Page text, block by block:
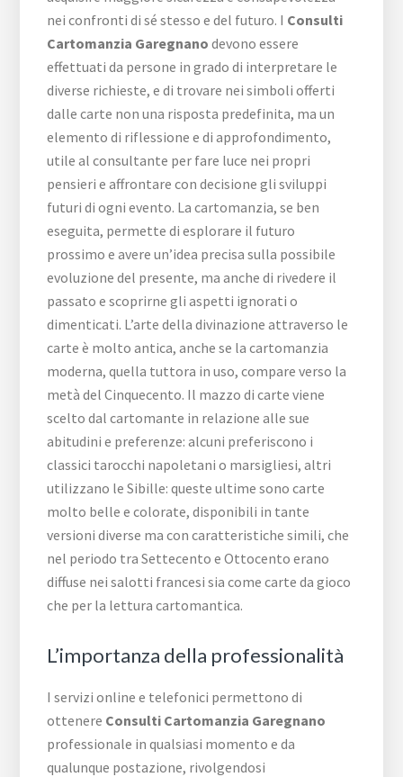
nei confronti di sé stesso e del futuro. I Consulti
Cartomanzia Garegnano devono essere
effettuati da persone in grado di interpretare le
diverse richieste, e di trovare nei simboli offerti
dalle carte non una risposta predefinita, ma un
elemento di riflessione e di approfondimento,
utile al consultante per fare luce nei propri
pensieri e affrontare con decisione gli sviluppi
futuri di ogni evento. La cartomanzia, se ben
eseguita, permette di esplorare il futuro
prossimo e avere un’idea precisa sulla possibile
evoluzione del presente, ma anche di rivedere il
passato e scoprirne gli aspetti ignorati o
dimenticati. L’arte della divinazione attraverso le
carte è molto antica, anche se la cartomanzia
moderna, quella tuttora in uso, compare verso la
metà del Cinquecento. Il mazzo di carte viene
scelto dal cartomante in relazione alle sue
abitudini e preferenze: alcuni preferiscono i
classici tarocchi napoletani o marsigliesi, altri
utilizzano le Sibille: queste ultime sono carte
molto belle e colorate, disponibili in tante
versioni diverse ma con caratteristiche simili, che
nel periodo tra Settecento e Ottocento erano
diffuse nei salotti francesi sia come carte da gioco
che per la lettura cartomantica.
L’importanza della professionalità
I servizi online e telefonici permettono di
ottenere Consulti Cartomanzia Garegnano
professionale in qualsiasi momento e da
qualunque postazione, rivolgendosi